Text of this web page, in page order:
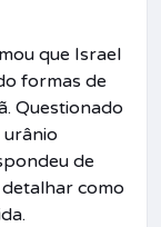
que Israel
formas de
Questionado
de
detalhar como